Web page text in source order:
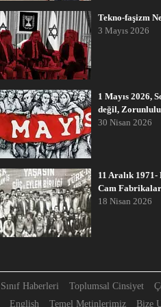
Tekno-faşizm
3 Mayıs 2026
1 Mayıs 2026,
değil,
30 Nisan 2026
11 Aralık 1971-
Cam
18 Nisan 2026
Sınıf Haberleri Toplumsal Cinsiyet
English Temel Metinlerimiz Bize